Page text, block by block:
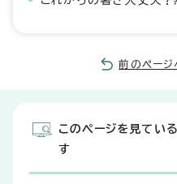
前のページ
このページを見てい
す